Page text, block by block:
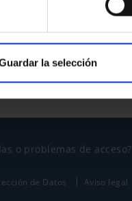
la selección
y términos del servicio
o problemas de acceso?
de Datos Aviso legal